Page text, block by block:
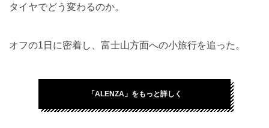
タイヤでどう変わるのか。
オフの1日に密着し、富士山方面への小旅行を追った。
「ALENZA」をもっと詳しく